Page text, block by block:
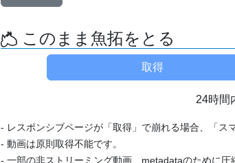
このまま魚拓をとる
24時間
- レスポンシブページが「取得」で崩れる場合、「ス
- 動画は原則取得不能です。
- 一部の非ストリーミング動画、metadataのために